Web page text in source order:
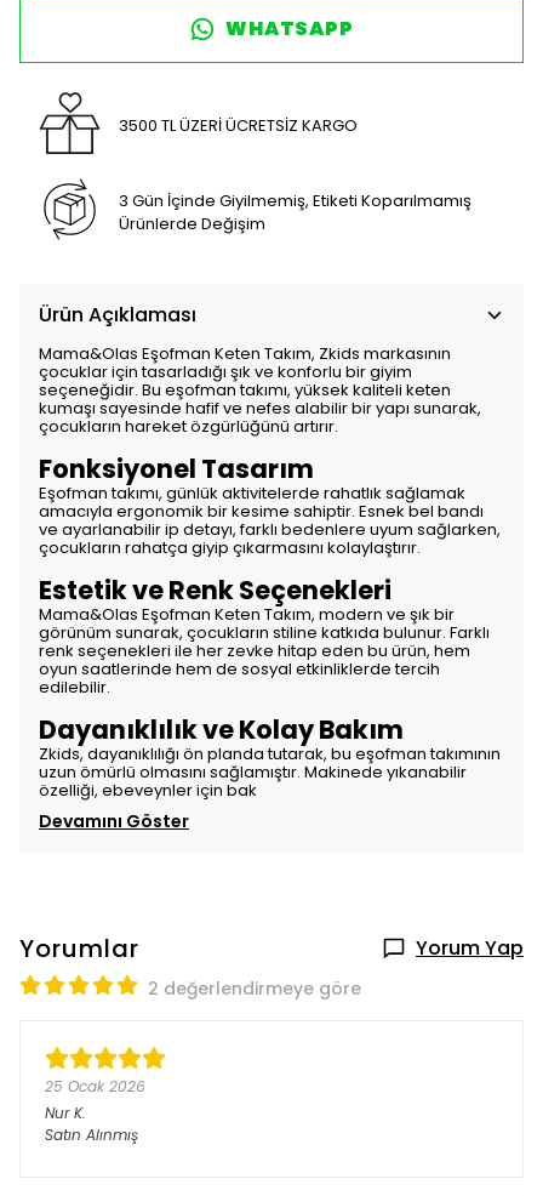
WHATSAPP
3500 TL ÜZERİ ÜCRETSİZ KARGO
3 Gün İçinde Giyilmemiş, Etiketi Koparılmamış
Ürünlerde Değişim
Ürün Açıklaması
Mama&Olas Eşofman Keten Takım, Zkids markasının
çocuklar için tasarladığı şık ve konforlu bir giyim
seçeneğidir. Bu eşofman takımı, yüksek kaliteli keten
kumaşı sayesinde hafif ve nefes alabilir bir yapı sunarak,
çocukların hareket özgürlüğünü artırır.
Fonksiyonel Tasarım
Eşofman takımı, günlük aktivitelerde rahatlık sağlamak
amacıyla ergonomik bir kesime sahiptir. Esnek bel bandı
ve ayarlanabilir ip detayı, farklı bedenlere uyum sağlarken,
çocukların rahatça giyip çıkarmasını kolaylaştırır.
Estetik ve Renk Seçenekleri
Mama&Olas Eşofman Keten Takım, modern ve şık bir
görünüm sunarak, çocukların stiline katkıda bulunur. Farklı
renk seçenekleri ile her zevke hitap eden bu ürün, hem
oyun saatlerinde hem de sosyal etkinliklerde tercih
edilebilir.
Dayanıklılık ve Kolay Bakım
Zkids, dayanıklılığı ön planda tutarak, bu eşofman takımının
uzun ömürlü olmasını sağlamıştır. Makinede yıkanabilir
özelliği, ebeveynler için bak
Devamını Göster
Yorumlar Yorum Yap
2 değerlendirmeye göre
25 Ocak 2026
Nur K.
Satın Alınmış